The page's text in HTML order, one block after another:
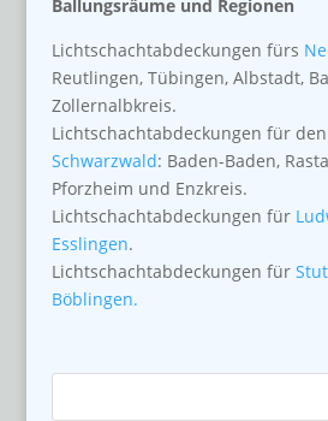
Ballungsräume und Regionen
Lichtschachtabdeckungen fürs
Reutlingen, Tübingen, Albstadt,
Zollernalbkreis.
Lichtschachtabdeckungen für den
Schwarzwald: Baden-Baden,
Pforzheim und Enzkreis.
Lichtschachtabdeckungen für
Esslingen.
Lichtschachtabdeckungen für
Böblingen.